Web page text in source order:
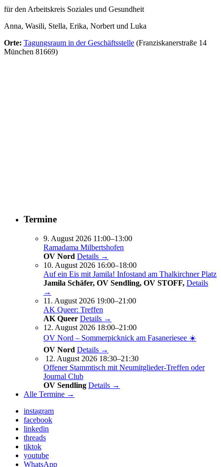
für den Arbeitskreis Soziales und Gesundheit
Anna, Wasili, Stella, Erika, Norbert und Luka
Orte: Tagungsraum in der Geschäftsstelle (Franziskanerstraße 14
München 81669)
Termine
9. August 2026 11:00–13:00
Ramadama Milbertshofen
OV Nord Details →
10. August 2026 16:00–18:00
Auf ein Eis mit Jamila! Infostand am Thalkirchner Platz
Jamila Schäfer, OV Sendling, OV STOFF, Details
→
11. August 2026 19:00–21:00
AK Queer: Treffen
AK Queer Details →
12. August 2026 18:00–21:00
OV Nord – Sommerpicknick am Fasaneriesee ☀️
OV Nord Details →
12. August 2026 18:30–21:30
Offener Stammtisch mit Neumitglieder-Treffen oder
Journal Club
OV Sendling Details →
Alle Termine →
instagram
facebook
linkedin
threads
tiktok
youtube
WhatsApp